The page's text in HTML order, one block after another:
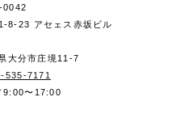
0042
8-23 アセェス赤坂ビル
大分市庄境11-7
535-7171
9:00〜17:00